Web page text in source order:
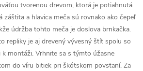
tvorenou drevom, ktorá je potiahnutá
záštita a hlavica meča sú rovnako ako čepeľ
údržba tohto meča je doslova brnkačka.
repliky je aj drevený vývesný štít spolu so
k montáži. Vrhnite sa s týmto úžasne
do víru bitiek pri škótskom povstaní. Za